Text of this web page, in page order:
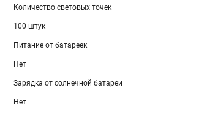
Количество световых точек
100 штук
Питание от батареек
Нет
Зарядка от солнечной батареи
Нет